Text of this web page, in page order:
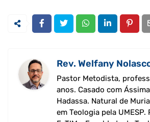
Rev. Welfany
Pastor Metodista,
anos. Casado com
Hadassa. Natural de
em Teologia pela